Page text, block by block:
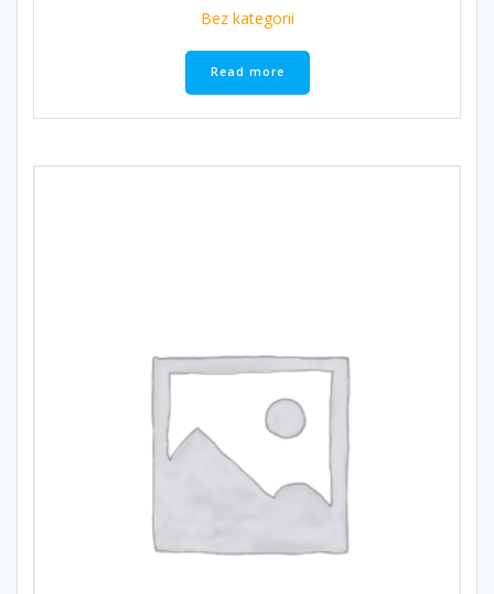
Bez kategorii
Read more